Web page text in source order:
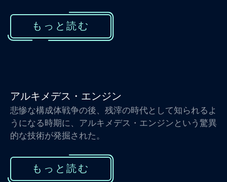
もっと読む
アルキメデス・エンジン
悲惨な構成体戦争の後、残滓の時代として知られるよ
うになる時期に、アルキメデス・エンジンという驚異
的な技術が発掘された。
もっと読む